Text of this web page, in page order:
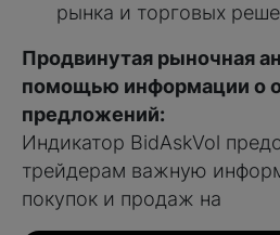
рынка и торговых
Продвинутая рыночная
помощью информации о
предложений:
Индикатор BidAskVol
трейдерам важную
покупок и продаж на